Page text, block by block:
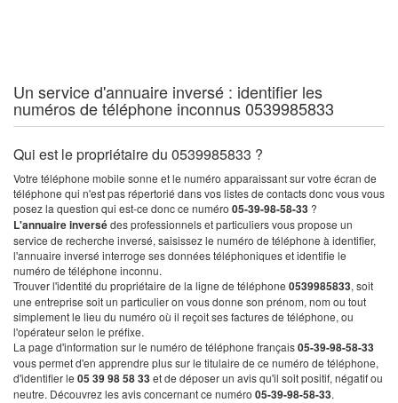
Un service d'annuaire inversé : identifier les
numéros de téléphone inconnus 0539985833
Qui est le propriétaire du 0539985833 ?
Votre téléphone mobile sonne et le numéro apparaissant sur votre écran de
téléphone qui n'est pas répertorié dans vos listes de contacts donc vous vous
posez la question qui est-ce donc ce numéro 05-39-98-58-33 ?
L'annuaire inversédes professionnels et particuliers vous propose un
service de recherche inversé, saisissez le numéro de téléphone à identifier,
l'annuaire inversé interroge ses données téléphoniques et identifie le
numéro de téléphone inconnu.
Trouver l'identité du propriétaire de la ligne de téléphone 0539985833, soit
une entreprise soit un particulier on vous donne son prénom, nom ou tout
simplement le lieu du numéro où il reçoit ses factures de téléphone, ou
l'opérateur selon le préfixe.
La page d'information sur le numéro de téléphone français05-39-98-58-33
vous permet d'en apprendre plus sur le titulaire de ce numéro de téléphone,
d'identifier le 05 39 98 58 33et de déposer un avis qu'il soit positif, négatif ou
neutre. Découvrez les avis concernant ce numéro 05-39-98-58-33.